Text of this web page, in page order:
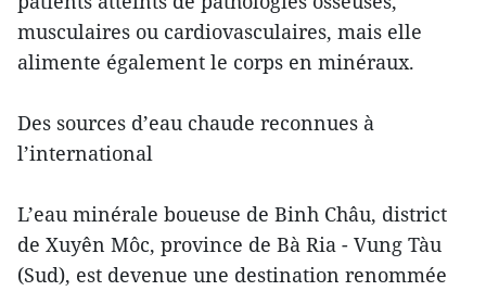
musculaires ou cardiovasculaires, mais elle
alimente également le corps en minéraux.
Des sources d’eau chaude reconnues à
l’international
L’eau minérale boueuse de Binh Châu, district
de Xuyên Môc, province de Bà Ria - Vung Tàu
(Sud), est devenue une destination renommée